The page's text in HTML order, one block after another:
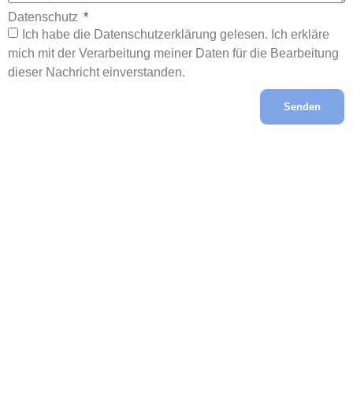
Datenschutz
Ich habe die Datenschutzerklärung gelesen. Ich erkläre
mich mit der Verarbeitung meiner Daten für die Bearbeitung
dieser Nachricht einverstanden.
Senden